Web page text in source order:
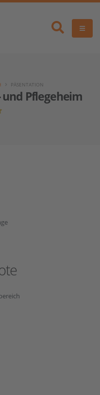
Pflegeheim
PÄSENTATION